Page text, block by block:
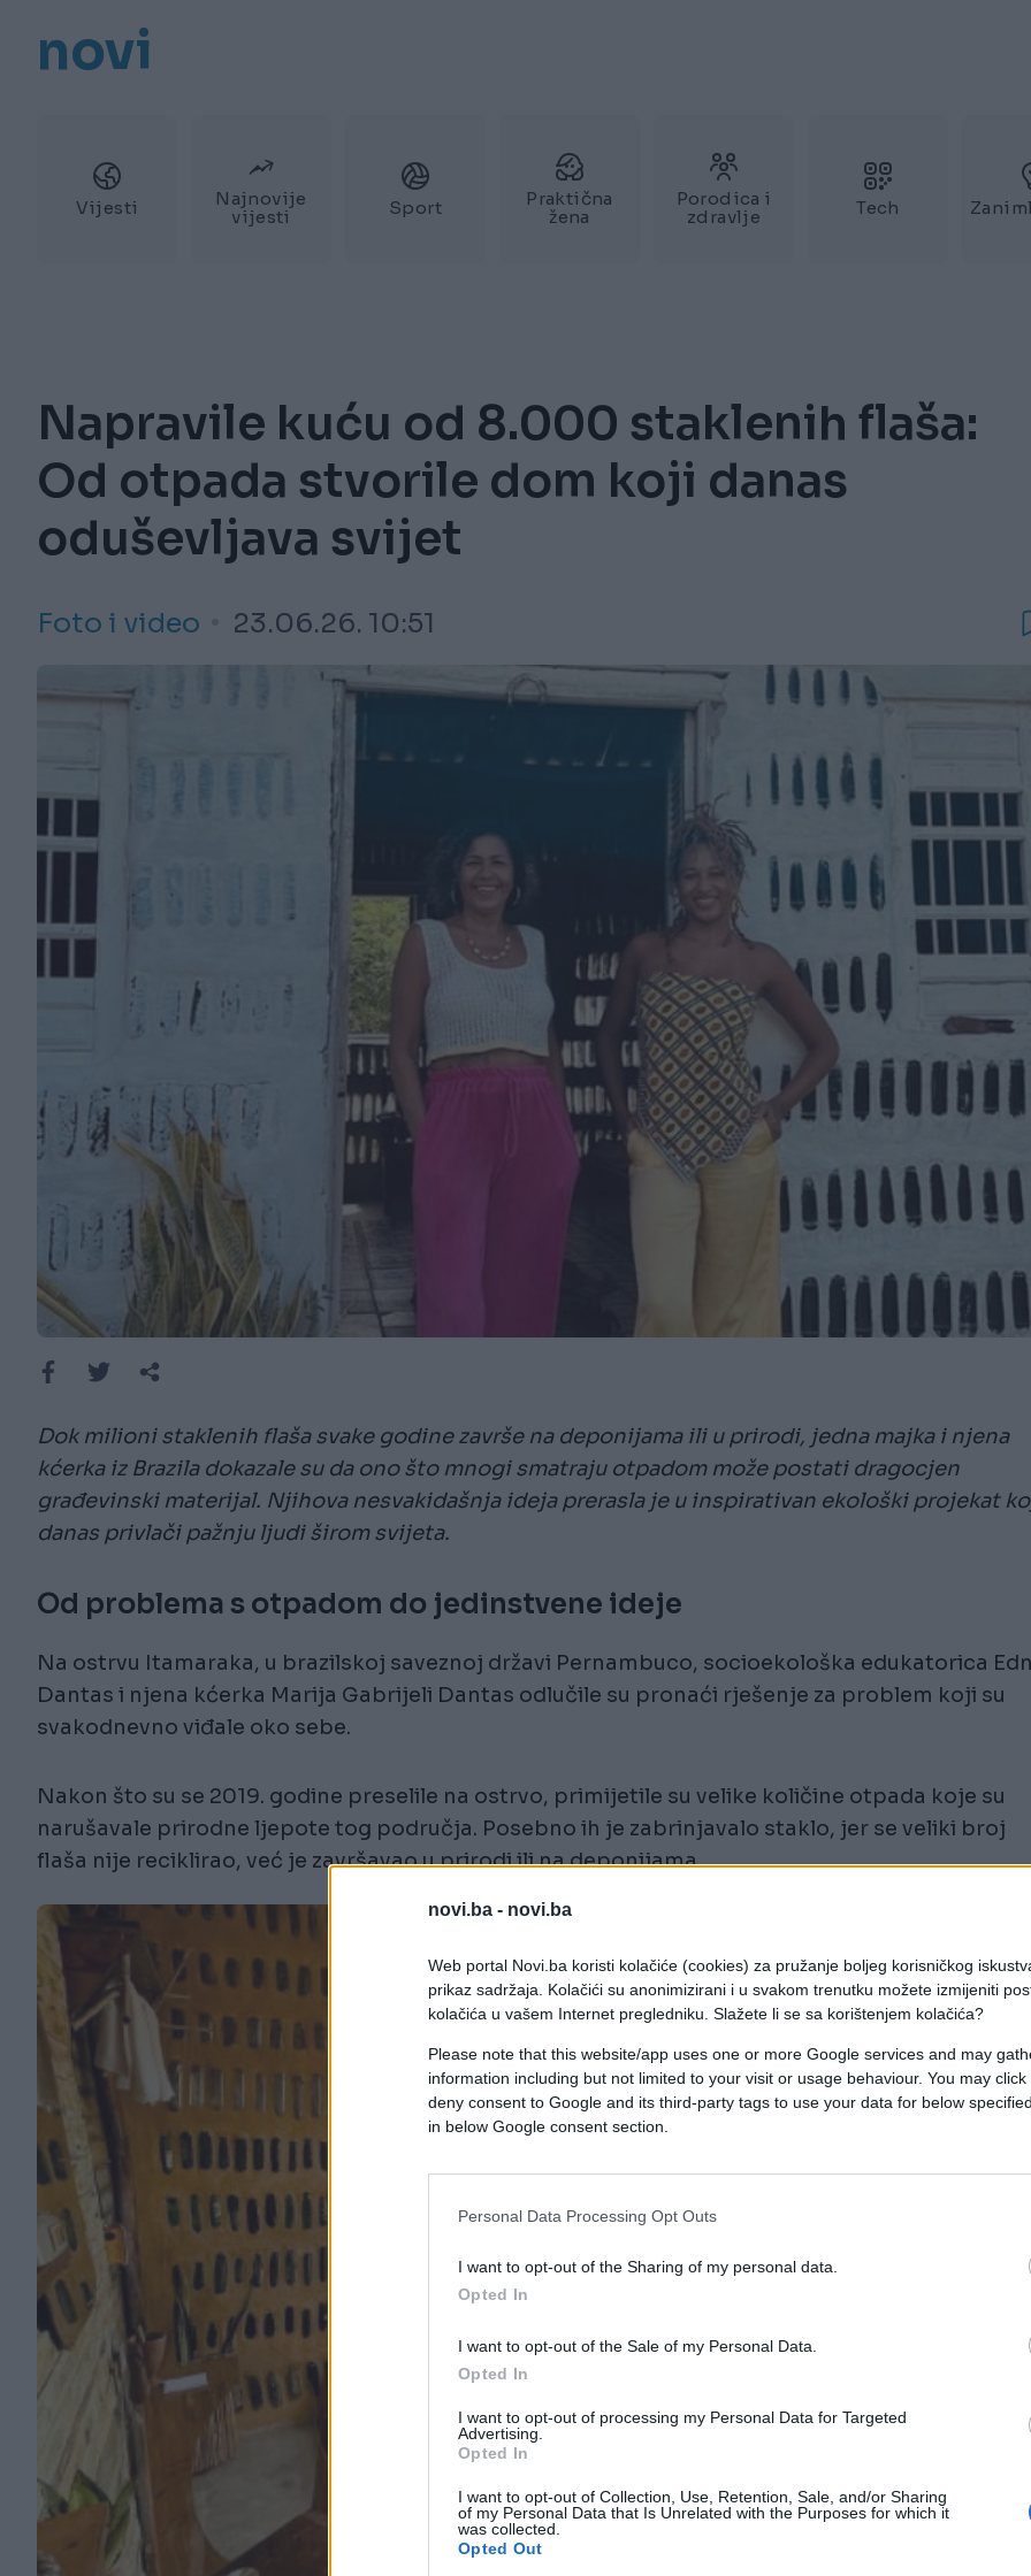
novi.ba - novi.ba
Web portal Novi.ba koristi kolačiće (cookies) za pružanje boljeg korisničkog
prikaz sadržaja. Kolačići su anonimizirani i u svakom trenutku možete izmijeniti
kolačića u vašem Internet pregledniku. Slažete li se sa korištenjem kolačića?
Please note that this website/app uses one or more Google services and may
information including but not limited to your visit or usage behaviour. You may
deny consent to Google and its third-party tags to use your data for below
in below Google consent section.
Personal Data Processing Opt Outs
I want to opt-out of the Sharing of my personal data.
Opted In
I want to opt-out of the Sale of my Personal Data.
Opted In
I want to opt-out of processing my Personal Data for Targeted
Advertising.
Opted In
I want to opt-out of Collection, Use, Retention, Sale, and/or Sharing
of my Personal Data that Is Unrelated with the Purposes for which it
was collected.
Opted Out
novi
Vijesti
Najnovije
vijesti
Sport
Praktična
žena
Porodica i
zdravlje
Tech
Napravile kuću od 8.000 staklenih flaša:
Od otpada stvorile dom koji danas
oduševljava svijet
Foto i video 23.06.26. 10:51
Dok milioni staklenih flaša svake godine završe na deponijama ili u prirodi, jedna majka i njena
kćerka iz Brazila dokazale su da ono što mnogi smatraju otpadom može postati dragocjen
građevinski materijal. Njihova nesvakidašnja ideja prerasla je u inspirativan ekološki projekat
danas privlači pažnju ljudi širom svijeta.
Od problema s otpadom do jedinstvene ideje
Na ostrvu Itamaraka, u brazilskoj saveznoj državi Pernambuco, socioekološka edukatorica
Dantas i njena kćerka Marija Gabrijeli Dantas odlučile su pronaći rješenje za problem koji su
svakodnevno viđale oko sebe.
Nakon što su se 2019. godine preselile na ostrvo, primijetile su velike količine otpada koje su
narušavale prirodne ljepote tog područja. Posebno ih je zabrinjavalo staklo, jer se veliki broj
flaša nije reciklirao, već je završavao u prirodi ili na deponijama.